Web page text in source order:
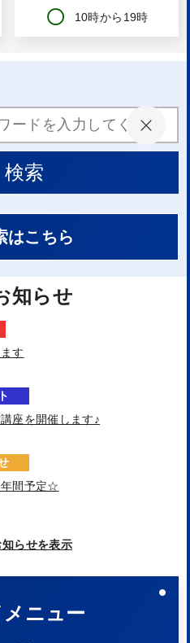
10時から19時
検索
はこちら
知らせ
す
座を開催します♪
間予定☆
ー協賛企業等をご紹介します
図書館でアクアリウム♬
らせを表示
ニュー